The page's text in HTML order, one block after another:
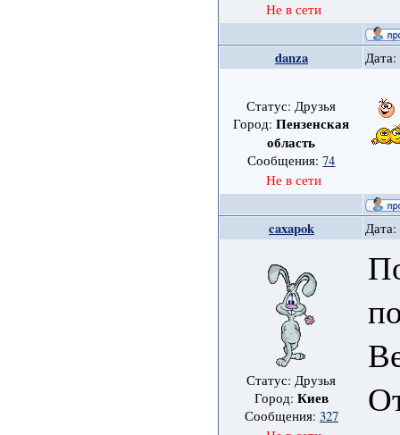
Не в сети
danza
Статус: Друзья
Город:Пензенская
область
Сообщения:74
Не в сети
caxapok
Статус: Друзья
Город: Киев
Сообщения: 327